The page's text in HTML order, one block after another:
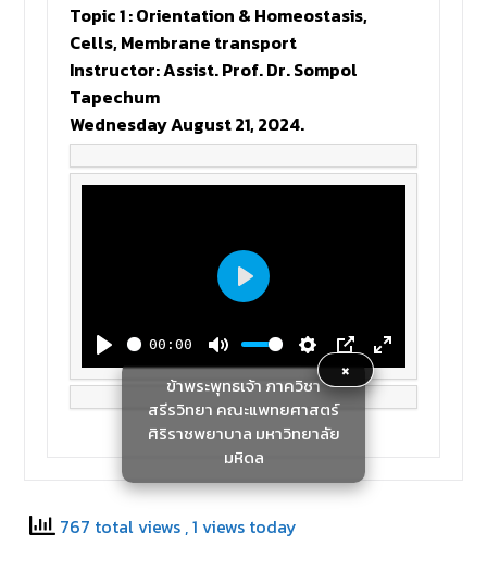
×
ข้าพระพุทธเจ้า ภาควิชา
สรีรวิทยา คณะแพทยศาสตร์
ศิริราชพยาบาล มหาวิทยาลัย
มหิดล
Topic 1 : Orientation & Homeostasis,
Cells, Membrane transport
Instructor: Assist. Prof. Dr. Sompol
Tapechum
Wednesday August 21, 2024.
Play
00:00
Mute Settings
PIP Enter
fullscreen
Play
767 total views , 1 views today